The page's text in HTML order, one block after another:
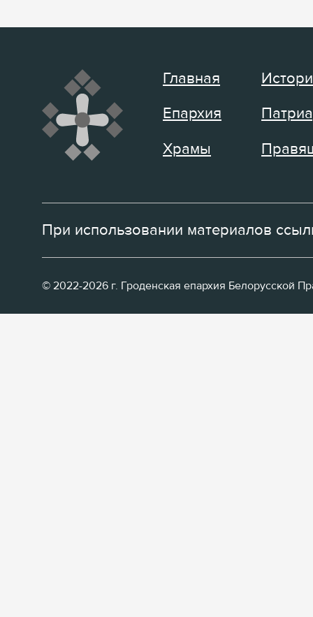
Главная
Епархия
Храмы
При использовании материалов
© 2022-2026 г. Гроденская епархия Белорусской